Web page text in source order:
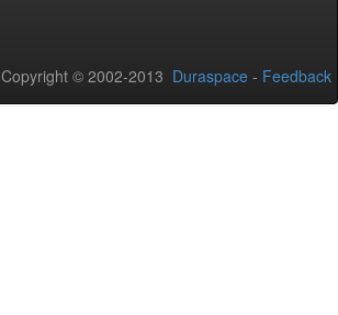
Copyright © 2002-2013 Duraspace - Feedback